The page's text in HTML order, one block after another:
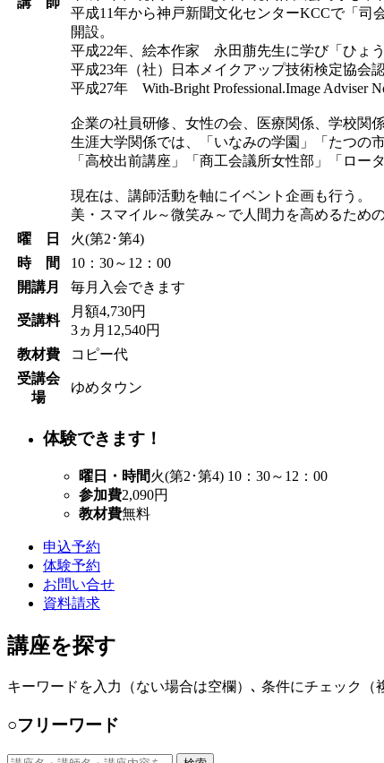
平成11年から神戸新聞文化センターKCCで「司
開設。
平成22年、絵本作家 永田萠先生に学び「ひょう
平成23年（社）日本メイクアップ技術検定協会
平成27年 With-Bright Professional.Image Adviser
企業の社員研修、女性の会、医療関係、学校関
生涯大学関係では、「いなみの学園」「たつの
「高校出前講座」「商工会議所女性部」「ロー
現在は、講師活動を軸にイベント企画も行う。
美・スマイル～微笑み～で人間力を高めるため
曜 日
火(第2･第4)
時 間
10：30～12：00
開講月
毎月入会できます
受講料
月額4,730円
3ヵ月12,540円
教材費
コピー代
受講会
場
ゆめタウン
体験できます！
曜日・時間火(第2･第4) 10：30～12：00
参加費2,090円
教材費無料
申込予約
体験予約
お問い合せ
資料請求
講座を探す
キーワードを入力（ない場合は空欄）､ 条件にチェック
○フリーワード